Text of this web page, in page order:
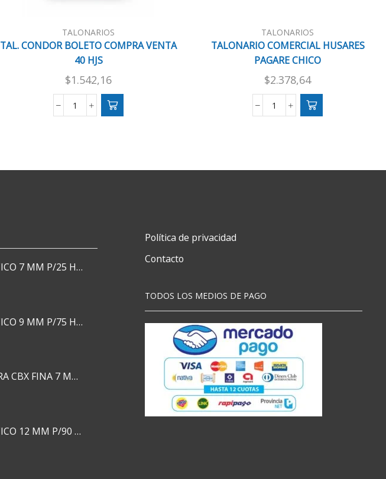
TALONARIOS
TAL. CONDOR BOLETO COMPRA VENTA
40 HJS
$1.542,16
TAL.
40
TALONARIOS
TALONARIO COMERCIAL HUSARES
PAGARE CHICO
$2.378,64
TALONARIO
cantidad
ESPIRAL PLASTICO 7 MM P/25 HJS X50x3000
ESPIRAL PLASTICO 9 MM P/75 HJS X50X2400
SILICONA BARRA CBX FINA 7 MM 28 CM
ESPIRAL PLASTICO 12 MM P/90 HJS X50X1500
Política de privacidad
Contacto
TODOS LOS MEDIOS DE PAGO